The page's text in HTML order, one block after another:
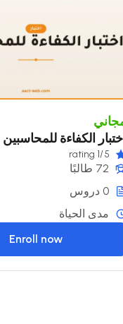
برامج
العملي
من
عملية تجعلهم
اختبار الكفاءة للمحاسبين
5
/1 rating
72 طالبًا
0 دروس
مدى الحياة
Enroll now